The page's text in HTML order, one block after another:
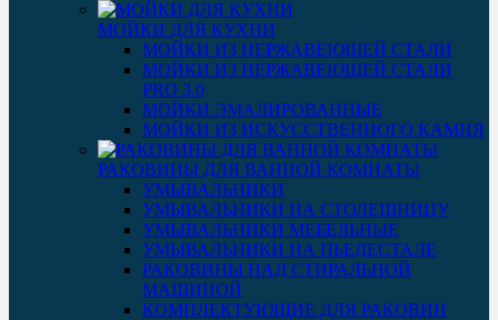
МОЙКИ ДЛЯ КУХНИ
МОЙКИ ИЗ НЕРЖАВЕЮЩЕЙ СТАЛИ
МОЙКИ ИЗ НЕРЖАВЕЮЩЕЙ СТАЛИ
PRO 3.0
МОЙКИ ЭМАЛИРОВАННЫЕ
МОЙКИ ИЗ ИСКУССТВЕННОГО КАМНЯ
РАКОВИНЫ ДЛЯ ВАННОЙ КОМНАТЫ
УМЫВАЛЬНИКИ
УМЫВАЛЬНИКИ НА СТОЛЕШНИЦУ
УМЫВАЛЬНИКИ МЕБЕЛЬНЫЕ
УМЫВАЛЬНИКИ НА ПЬЕДЕСТАЛЕ
РАКОВИНЫ НАД СТИРАЛЬНОЙ
МАШИНОЙ
КОМПЛЕКТУЮЩИЕ ДЛЯ РАКОВИН